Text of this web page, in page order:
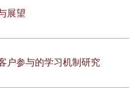
展望
户参与的学习机制研究